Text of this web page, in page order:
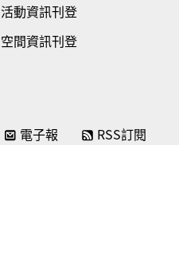
活動資訊刊登
空間資訊刊登
電子報 RSS訂閱